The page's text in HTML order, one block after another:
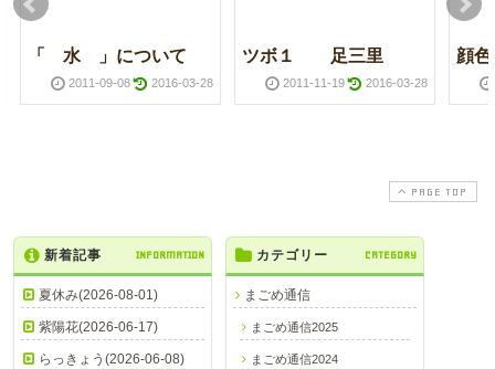
「 水 」について
2011-09-08 2016-03-28
ツボ１ 足三里
2011-11-19 2016-03-28
顔
PAGE TOP
新着記事 INFORMATION
夏休み(2026-08-01)
紫陽花(2026-06-17)
らっきょう(2026-06-08)
カテゴリー CATEGORY
まごめ通信
まごめ通信2025
まごめ通信2024